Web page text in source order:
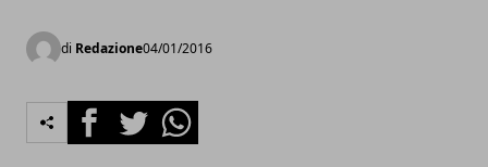
di Redazione04/01/2016
FacebookTwitterWhatsapp